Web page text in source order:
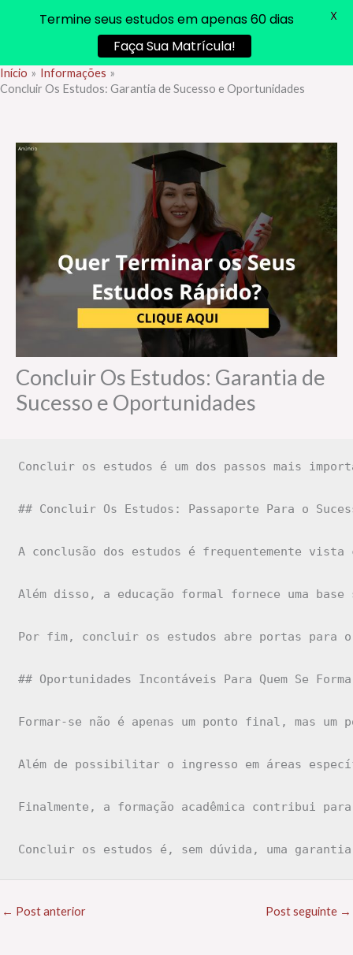
Ir
para
Início
Informações
Concluir Os Estudos: Garantia de Sucesso e Oportunidades
Concluir Os Estudos: Garantia de
Sucesso e Oportunidades
Concluir os estudos é um dos passos mais
## Concluir Os Estudos: Passaporte Para o
A conclusão dos estudos é frequentemente
Além disso, a educação formal fornece uma
Por fim, concluir os estudos abre portas para o
## Oportunidades Incontáveis Para Quem Se Forma
Formar-se não é apenas um ponto final, mas
Além de possibilitar o ingresso em áreas
Finalmente, a formação acadêmica contribui
Concluir os estudos é, sem dúvida, uma
← Post anterior Post seguinte →
Termine seus estudos em apenas 60 dias
Faça Sua Matrícula!
X